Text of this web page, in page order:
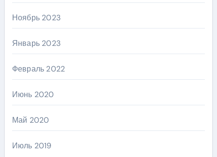
Ноябрь 2023
Январь 2023
Февраль 2022
Июнь 2020
Май 2020
Июль 2019